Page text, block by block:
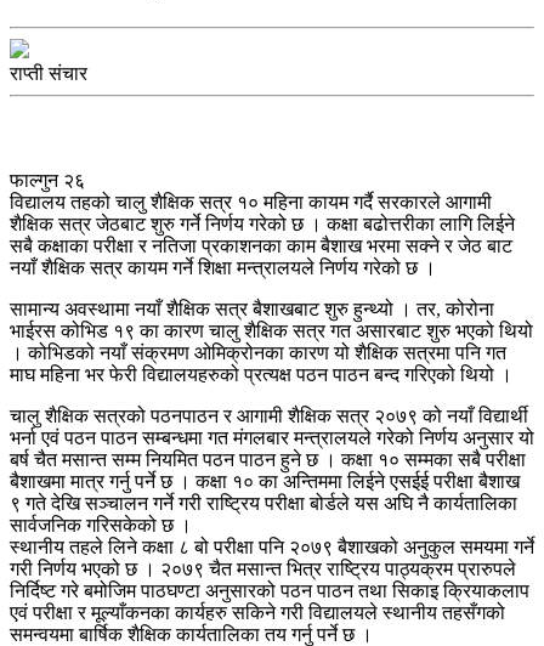
राप्ती संचार
फाल्गुन २६
विद्यालय तहको चालु शैक्षिक सत्र १० महिना कायम गर्दै सरकारले आगामी
शैक्षिक सत्र जेठबाट शुरु गर्ने निर्णय गरेको छ । कक्षा बढोत्तरीका लागि लिईने
सबै कक्षाका परीक्षा र नतिजा प्रकाशनका काम बैशाख भरमा सक्ने र जेठ बाट
नयाँ शैक्षिक सत्र कायम गर्ने शिक्षा मन्त्रालयले निर्णय गरेको छ ।
सामान्य अवस्थामा नयाँ शैक्षिक सत्र बैशाखबाट शुरु हुन्थ्यो । तर, कोरोना
भाईरस कोभिड १९ का कारण चालु शैक्षिक सत्र गत असारबाट शुरु भएको थियो
। कोभिडको नयाँ संक्रमण ओमिक्रोनका कारण यो शैक्षिक सत्रमा पनि गत
माघ महिना भर फेरी विद्यालयहरुको प्रत्यक्ष पठन पाठन बन्द गरिएको थियो ।
चालु शैक्षिक सत्रको पठनपाठन र आगामी शैक्षिक सत्र २०७९ को नयाँ विद्यार्थी
भर्ना एवं पठन पाठन सम्बन्धमा गत मंगलबार मन्त्रालयले गरेको निर्णय अनुसार यो
बर्ष चैत मसान्त सम्म नियमित पठन पाठन हुने छ । कक्षा १० सम्मका सबै परीक्षा
बैशाखमा मात्र गर्नु पर्ने छ । कक्षा १० का अन्तिममा लिईने एसईई परीक्षा बैशाख
९ गते देखि सञ्चालन गर्ने गरी राष्ट्रिय परीक्षा बोर्डले यस अघि नै कार्यतालिका
सार्वजनिक गरिसकेको छ ।
स्थानीय तहले लिने कक्षा ८ बो परीक्षा पनि २०७९ बैशाखको अनुकुल समयमा गर्ने
गरी निर्णय भएको छ । २०७९ चैत मसान्त भित्र राष्ट्रिय पाठ्यक्रम प्रारुपले
निर्दिष्ट गरे बमोजिम पाठघण्टा अनुसारको पठन पाठन तथा सिकाइ क्रियाकलाप
एवं परीक्षा र मूल्याँकनका कार्यहरु सकिने गरी विद्यालयले स्थानीय तहसँगको
समन्वयमा बार्षिक शैक्षिक कार्यतालिका तय गर्नु पर्ने छ ।